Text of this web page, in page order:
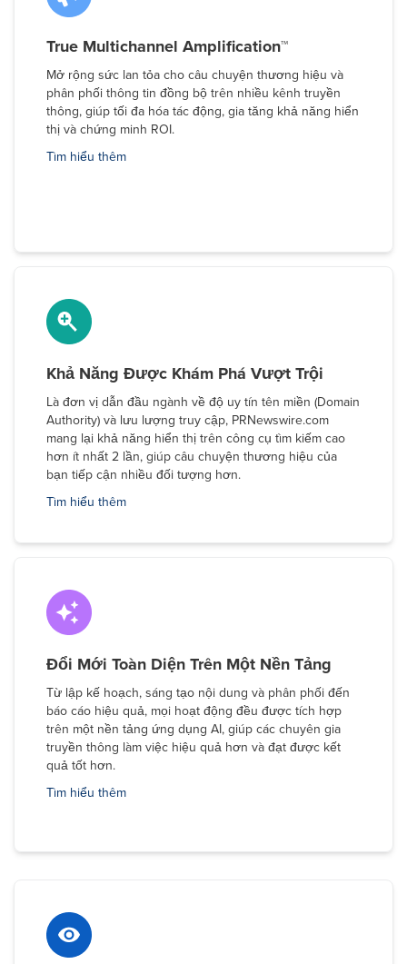
True Multichannel Amplification™
Mở rộng sức lan tỏa cho câu chuyện thương hiệu và
phân phối thông tin đồng bộ trên nhiều kênh truyền
thông, giúp tối đa hóa tác động, gia tăng khả năng hiển
thị và chứng minh ROI.
Tìm hiểu thêm
Khả Năng Được Khám Phá Vượt Trội
Là đơn vị dẫn đầu ngành về độ uy tín tên miền (Domain
Authority) và lưu lượng truy cập, PRNewswire.com
mang lại khả năng hiển thị trên công cụ tìm kiếm cao
hơn ít nhất 2 lần, giúp câu chuyện thương hiệu của
bạn tiếp cận nhiều đối tượng hơn.
Tìm hiểu thêm
Đổi Mới Toàn Diện Trên Một Nền Tảng
Từ lập kế hoạch, sáng tạo nội dung và phân phối đến
báo cáo hiệu quả, mọi hoạt động đều được tích hợp
trên một nền tảng ứng dụng AI, giúp các chuyên gia
truyền thông làm việc hiệu quả hơn và đạt được kết
quả tốt hơn.
Tìm hiểu thêm